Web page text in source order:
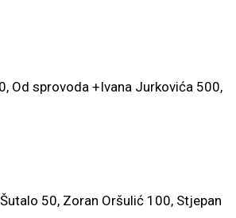
Od sprovoda +Ivana Jurkovića 500,
50, Zoran Oršulić 100, Stjepan